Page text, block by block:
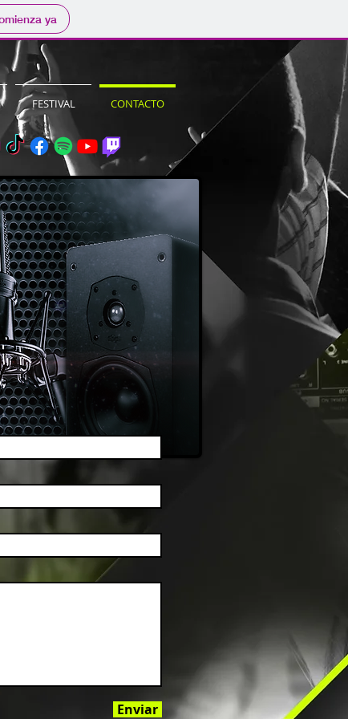
ya
FESTIVAL CONTACTO
Enviar